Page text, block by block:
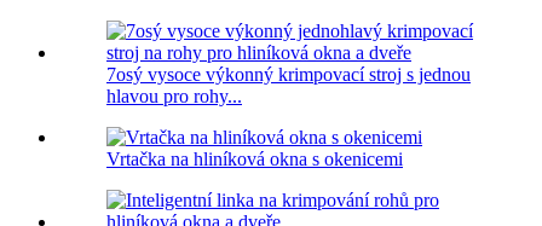
7osý vysoce výkonný krimpovací stroj s jednou
hlavou pro rohy...
Vrtačka na hliníková okna s okenicemi